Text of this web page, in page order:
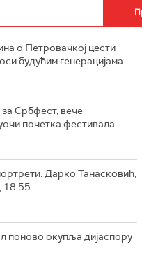
о Петровачкој цести
будућим генерацијама
Србфест, вече
почетка фестивала
Дарко Танасковић,
18.55
поново окупља дијаспору